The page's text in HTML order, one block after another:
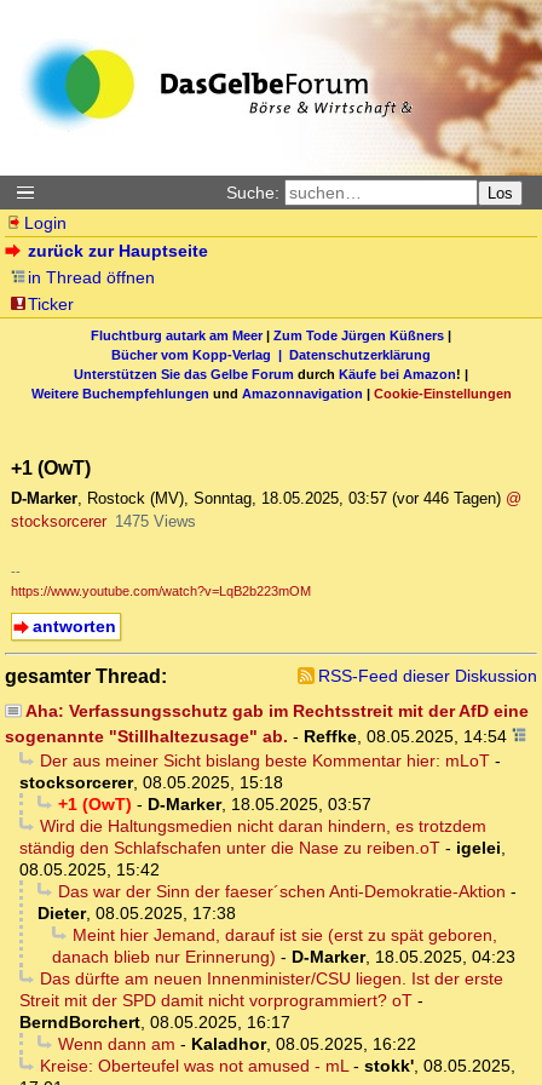
Suche: Los
Login
zurück zur Hauptseite
in Thread öffnen
Ticker
Fluchtburg autark am Meer| Zum Tode Jürgen Küßners |
Bücher vom Kopp-Verlag | Datenschutzerklärung
Unterstützen Sie das Gelbe Forum durch Käufe bei Amazon! |
Weitere Buchempfehlungen und Amazonnavigation | Cookie-Einstellungen
+1 (OwT)
D-Marker, Rostock (MV), Sonntag, 18.05.2025, 03:57 (vor 446 Tagen) @
stocksorcerer 1475 Views
--
https://www.youtube.com/watch?v=LqB2b223mOM
antworten
gesamter Thread:
RSS-Feed dieser Diskussion
Aha: Verfassungsschutz gab im Rechtsstreit mit der AfD eine
sogenannte "Stillhaltezusage" ab. - Reffke, 08.05.2025, 14:54
Der aus meiner Sicht bislang beste Kommentar hier: mLoT-
stocksorcerer, 08.05.2025, 15:18
+1 (OwT) - D-Marker, 18.05.2025, 03:57
Wird die Haltungsmedien nicht daran hindern, es trotzdem
ständig den Schlafschafen unter die Nase zu reiben.oT - igelei,
08.05.2025, 15:42
Das war der Sinn der faeser´schen Anti-Demokratie-Aktion -
Dieter, 08.05.2025, 17:38
Meint hier Jemand, darauf ist sie (erst zu spät geboren,
danach blieb nur Erinnerung) - D-Marker, 18.05.2025, 04:23
Das dürfte am neuen Innenminister/CSU liegen. Ist der erste
Streit mit der SPD damit nicht vorprogrammiert? oT -
BerndBorchert, 08.05.2025, 16:17
Wenn dann am - Kaladhor, 08.05.2025, 16:22
Kreise: Oberteufel was not amused - mL- stokk', 08.05.2025,